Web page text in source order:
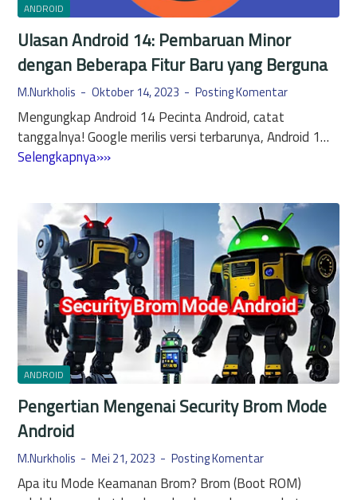
M
B
y
p
a
s
s
d
r
o
i
d
1
1
d
a
n
K
n
t
ANDROID
Ulasan Android 14: Pembaruan Minor
dengan Beberapa Fitur Baru yang Berguna
M.Nurkholis Oktober 14, 2023 Posting Komentar
Mengungkap Android 14 Pecinta Android, catat
tanggalnya! Google merilis versi terbarunya, Android 1…
Selengkapnya»»
s
a
n
A
n
d
r
o
i
d
1
e
ANDROID
Pengertian Mengenai Security Brom Mode
Android
M.Nurkholis Mei 21, 2023 Posting Komentar
Apa itu Mode Keamanan Brom? Brom (Boot ROM)